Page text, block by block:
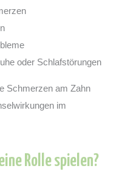
oder Schlafstörungen
Schmerzen am Zahn
im
Rolle spielen?